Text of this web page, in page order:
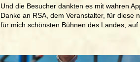
Und die Besucher dankten es mit wahren
Danke an RSA, dem Veranstalter, für
für mich schönsten Bühnen des Landes,